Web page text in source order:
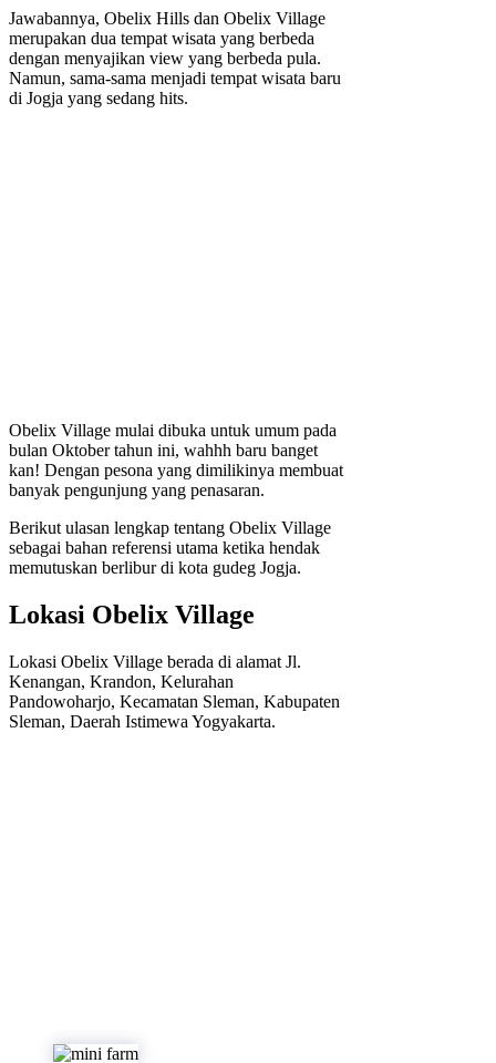
Jawabannya, Obelix Hills dan Obelix Village
merupakan dua tempat wisata yang berbeda
dengan menyajikan view yang berbeda pula.
Namun, sama-sama menjadi tempat wisata baru
di Jogja yang sedang hits.
Obelix Village mulai dibuka untuk umum pada
bulan Oktober tahun ini, wahhh baru banget
kan! Dengan pesona yang dimilikinya membuat
banyak pengunjung yang penasaran.
Berikut ulasan lengkap tentang Obelix Village
sebagai bahan referensi utama ketika hendak
memutuskan berlibur di kota gudeg Jogja.
Lokasi Obelix Village
Lokasi Obelix Village berada di alamat Jl.
Kenangan, Krandon, Kelurahan
Pandowoharjo, Kecamatan Sleman, Kabupaten
Sleman, Daerah Istimewa Yogyakarta.